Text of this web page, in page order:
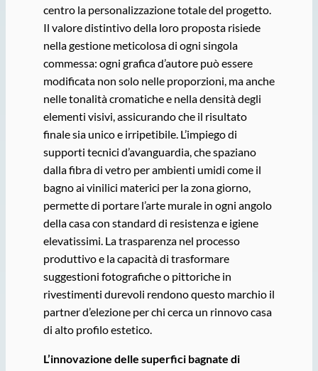
centro la personalizzazione totale del progetto.
Il valore distintivo della loro proposta risiede
nella gestione meticolosa di ogni singola
commessa: ogni grafica d’autore può essere
modificata non solo nelle proporzioni, ma anche
nelle tonalità cromatiche e nella densità degli
elementi visivi, assicurando che il risultato
finale sia unico e irripetibile. L’impiego di
supporti tecnici d’avanguardia, che spaziano
dalla fibra di vetro per ambienti umidi come il
bagno ai vinilici materici per la zona giorno,
permette di portare l’arte murale in ogni angolo
della casa con standard di resistenza e igiene
elevatissimi. La trasparenza nel processo
produttivo e la capacità di trasformare
suggestioni fotografiche o pittoriche in
rivestimenti durevoli rendono questo marchio il
partner d’elezione per chi cerca un rinnovo casa
di alto profilo estetico.
L’innovazione delle superfici bagnate di